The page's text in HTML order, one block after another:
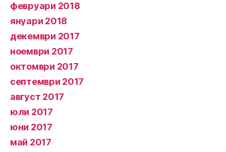
февруари 2018
януари 2018
декември 2017
ноември 2017
октомври 2017
септември 2017
август 2017
юли 2017
юни 2017
май 2017